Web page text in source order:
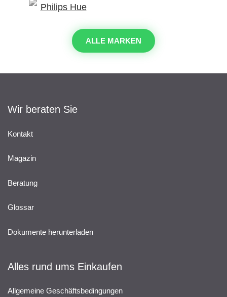
ALLE MARKEN
Wir beraten Sie
Kontakt
Magazin
Beratung
Glossar
Dokumente herunterladen
Alles rund ums Einkaufen
Allgemeine Geschäftsbedingungen